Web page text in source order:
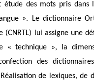
étude des mots pris
». Le dictionnaire
(CNRTL) lui assigne une
« technique », la
des
de lexiques,